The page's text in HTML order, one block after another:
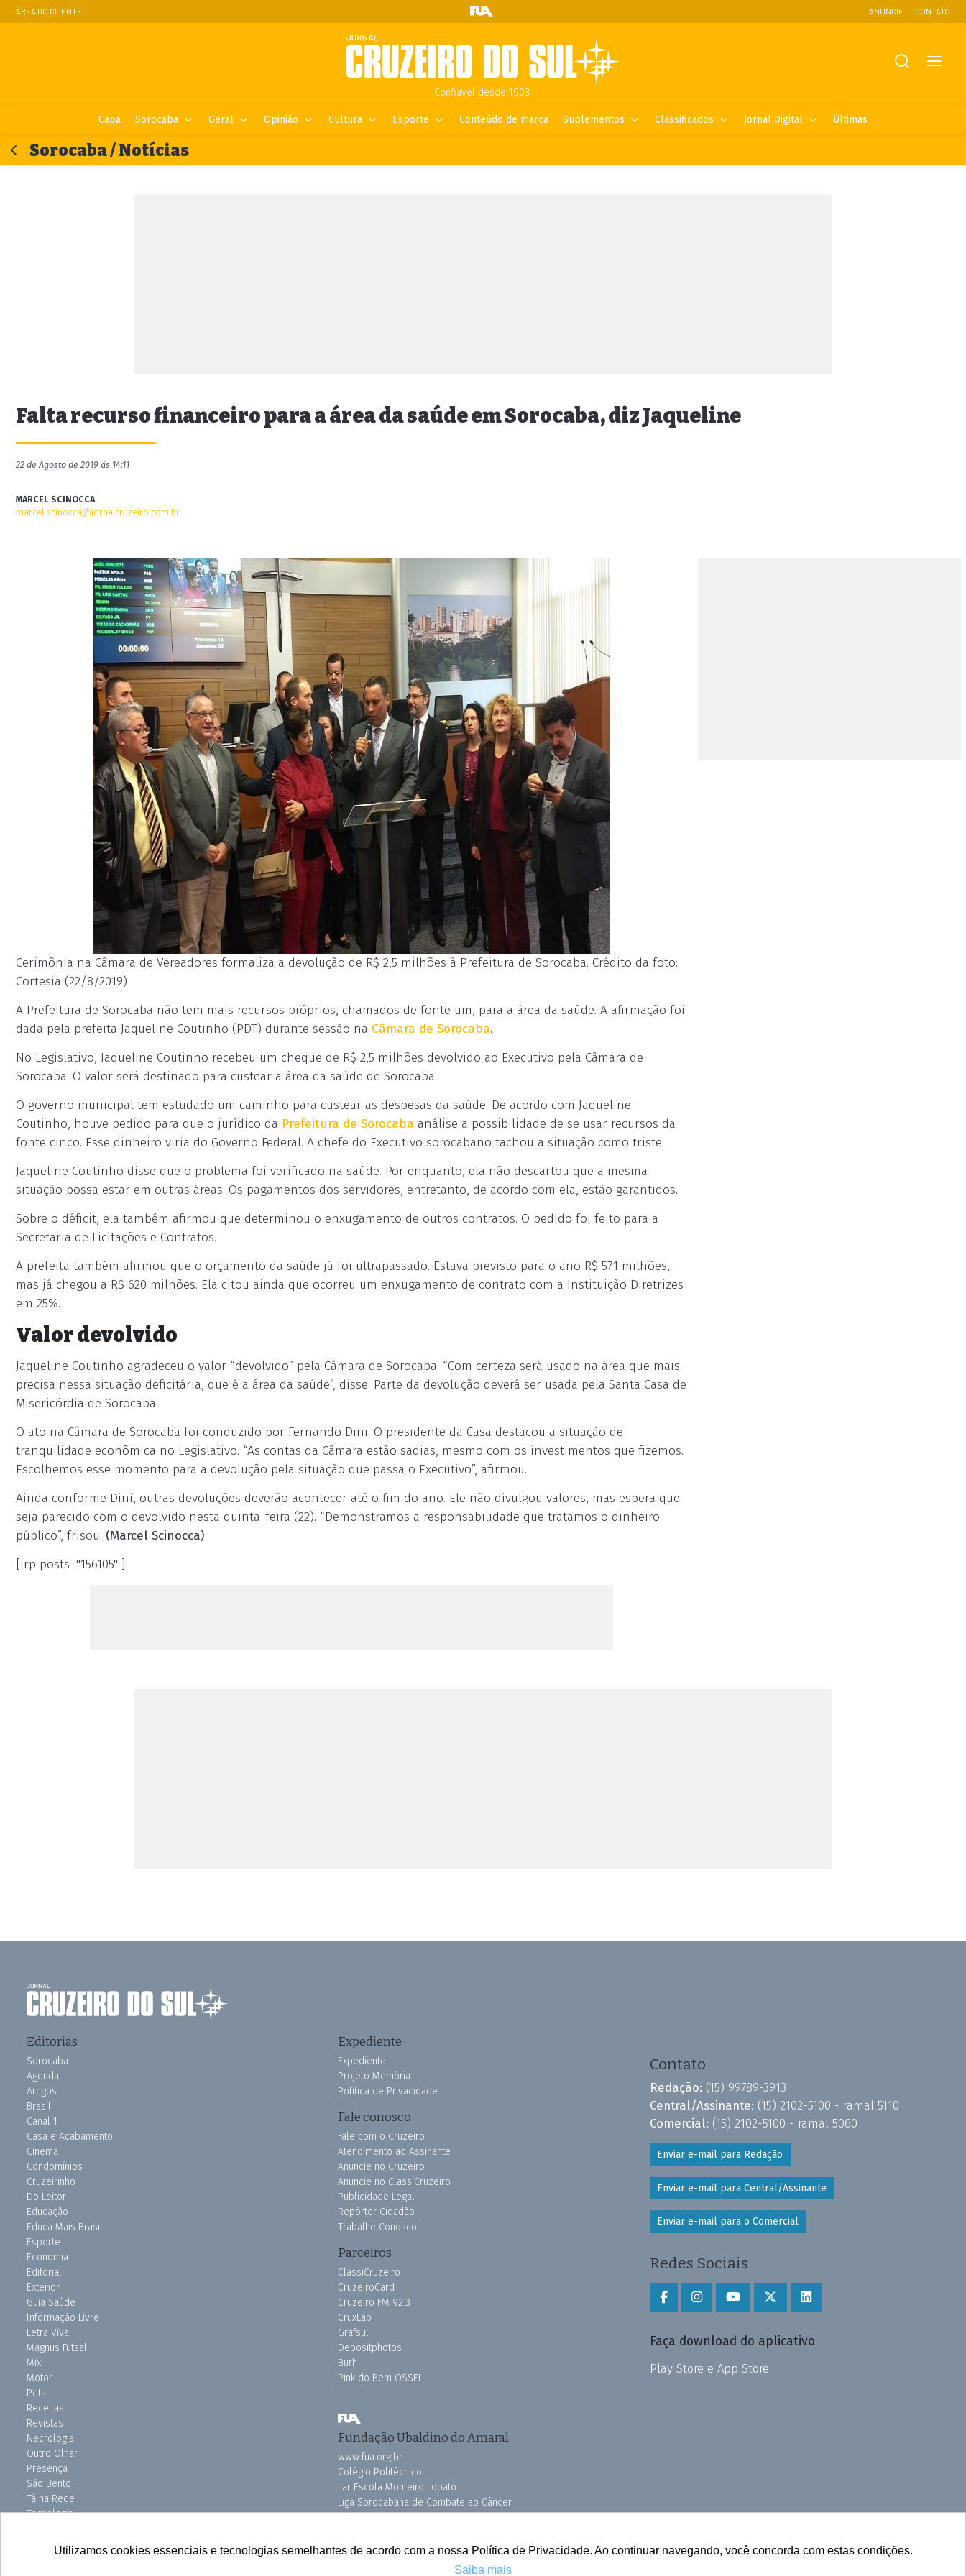
Utilizamos cookies essenciais e tecnologias semelhantes de acordo com a nossa Política de Privacidade. Ao continuar navegando, você concorda com estas condições.
Saiba mais
ÁREA DO CLIENTE ANUNCIE CONTATO
Confiável desde 1903.
Capa Sorocaba Geral Opinião Cultura Esporte Conteúdo de marca Suplementos Classificados Jornal Digital Últimas
Sorocaba / Notícias
Falta recurso financeiro para a área da saúde em Sorocaba, diz Jaqueline
22 de Agosto de 2019 às 14:11
MARCEL SCINOCCA
marcel.scinocca@jornalcruzeiro.com.br
Cerimônia na Câmara de Vereadores formaliza a devolução de R$ 2,5 milhões à Prefeitura de Sorocaba. Crédito da foto:
Cortesia (22/8/2019)
A Prefeitura de Sorocaba não tem mais recursos próprios, chamados de fonte um, para a área da saúde. A afirmação foi
dada pela prefeita Jaqueline Coutinho (PDT) durante sessão na Câmara de Sorocaba.
No Legislativo, Jaqueline Coutinho recebeu um cheque de R$ 2,5 milhões devolvido ao Executivo pela Câmara de
Sorocaba. O valor será destinado para custear a área da saúde de Sorocaba.
O governo municipal tem estudado um caminho para custear as despesas da saúde. De acordo com Jaqueline
Coutinho, houve pedido para que o jurídico da Prefeitura de Sorocaba análise a possibilidade de se usar recursos da
fonte cinco. Esse dinheiro viria do Governo Federal. A chefe do Executivo sorocabano tachou a situação como triste.
Jaqueline Coutinho disse que o problema foi verificado na saúde. Por enquanto, ela não descartou que a mesma
situação possa estar em outras áreas. Os pagamentos dos servidores, entretanto, de acordo com ela, estão garantidos.
Sobre o déficit, ela também afirmou que determinou o enxugamento de outros contratos. O pedido foi feito para a
Secretaria de Licitações e Contratos.
A prefeita também afirmou que o orçamento da saúde já foi ultrapassado. Estava previsto para o ano R$ 571 milhões,
mas já chegou a R$ 620 milhões. Ela citou ainda que ocorreu um enxugamento de contrato com a Instituição Diretrizes
em 25%.
Valor devolvido
Jaqueline Coutinho agradeceu o valor “devolvido” pela Câmara de Sorocaba. “Com certeza será usado na área que mais
precisa nessa situação deficitária, que é a área da saúde”, disse. Parte da devolução deverá ser usada pela Santa Casa de
Misericórdia de Sorocaba.
O ato na Câmara de Sorocaba foi conduzido por Fernando Dini. O presidente da Casa destacou a situação de
tranquilidade econômica no Legislativo. “As contas da Câmara estão sadias, mesmo com os investimentos que fizemos.
Escolhemos esse momento para a devolução pela situação que passa o Executivo”, afirmou.
Ainda conforme Dini, outras devoluções deverão acontecer até o fim do ano. Ele não divulgou valores, mas espera que
seja parecido com o devolvido nesta quinta-feira (22). “Demonstramos a responsabilidade que tratamos o dinheiro
público”, frisou. (Marcel Scinocca)
[irp posts="156105" ]
Editorias
Sorocaba
Agenda
Artigos
Brasil
Canal 1
Casa e Acabamento
Cinema
Condomínios
Cruzeirinho
Do Leitor
Educação
Educa Mais Brasil
Esporte
Economia
Editorial
Exterior
Guia Saúde
Informação Livre
Letra Viva
Magnus Futsal
Mix
Motor
Pets
Receitas
Revistas
Necrologia
Outro Olhar
Presença
São Bento
Tá na Rede
Tecnologia
Uniso Ciência
Expediente
Expediente
Projeto Memória
Política de Privacidade
Fale conosco
Fale com o Cruzeiro
Atendimento ao Assinante
Anuncie no Cruzeiro
Anuncie no ClassiCruzeiro
Publicidade Legal
Repórter Cidadão
Trabalhe Conosco
Parceiros
ClassiCruzeiro
CruzeiroCard
Cruzeiro FM 92.3
CruxLab
Grafsul
Depositphotos
Burh
Pink do Bem OSSEL
Fundação Ubaldino do Amaral
www.fua.org.br
Colégio Politécnico
Lar Escola Monteiro Lobato
Liga Sorocabana de Combate ao Câncer
Vila dos Velhinhos
Contato
Redação: (15) 99789-3913
Central/Assinante: (15) 2102-5100 - ramal 5110
Comercial: (15) 2102-5100 - ramal 5060
Enviar e-mail para Redação
Enviar e-mail para Central/Assinante
Enviar e-mail para o Comercial
Redes Sociais
Faça download do aplicativo
Play Store e App Store